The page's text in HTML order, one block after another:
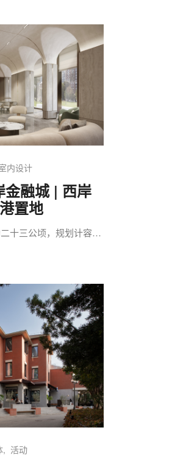
内设计
金融城 | 西岸
置地
十三公顷，规划计容…
活动